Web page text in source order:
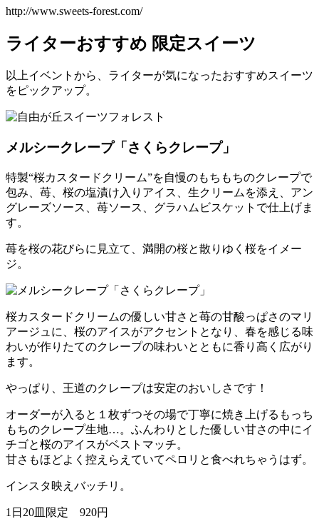
http://www.sweets-forest.com/
ライターおすすめ 限定スイーツ
以上イベントから、ライターが気になったおすすめスイーツ
をピックアップ。
メルシークレープ「さくらクレープ」
特製“桜カスタードクリーム”を自慢のもちもちのクレープで
包み、苺、桜の塩漬け入りアイス、生クリームを添え、アン
グレーズソース、苺ソース、グラハムビスケットで仕上げま
す。
苺を桜の花びらに見立て、満開の桜と散りゆく桜をイメー
ジ。
桜カスタードクリームの優しい甘さと苺の甘酸っぱさのマリ
アージュに、桜のアイスがアクセントとなり、春を感じる味
わいが作りたてのクレープの味わいとともに香り高く広がり
ます。
やっぱり、王道のクレープは安定のおいしさです！
オーダーが入ると１枚ずつその場で丁寧に焼き上げるもっち
もちのクレープ生地…。ふんわりとした優しい甘さの中にイ
チゴと桜のアイスがベストマッチ。
甘さもほどよく控えらえていてペロリと食べれちゃうはず。
インスタ映えバッチリ。
1日20皿限定 920円